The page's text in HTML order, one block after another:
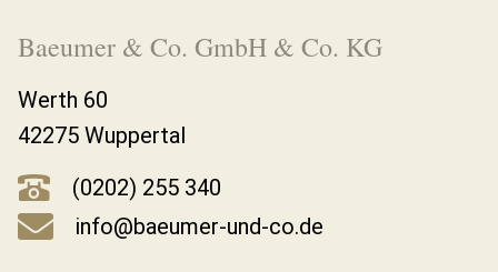
Baeumer & Co. GmbH & Co. KG
Werth 60
42275 Wuppertal
(0202) 255 340
info@baeumer-und-co.de